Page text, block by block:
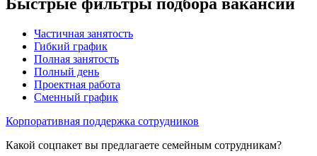
Частичная занятость
Гибкий график
Полная занятость
Полный день
Проектная работа
Сменный график
Корпоративная поддержка сотрудников
Какой соцпакет вы предлагаете семейным сотрудникам?